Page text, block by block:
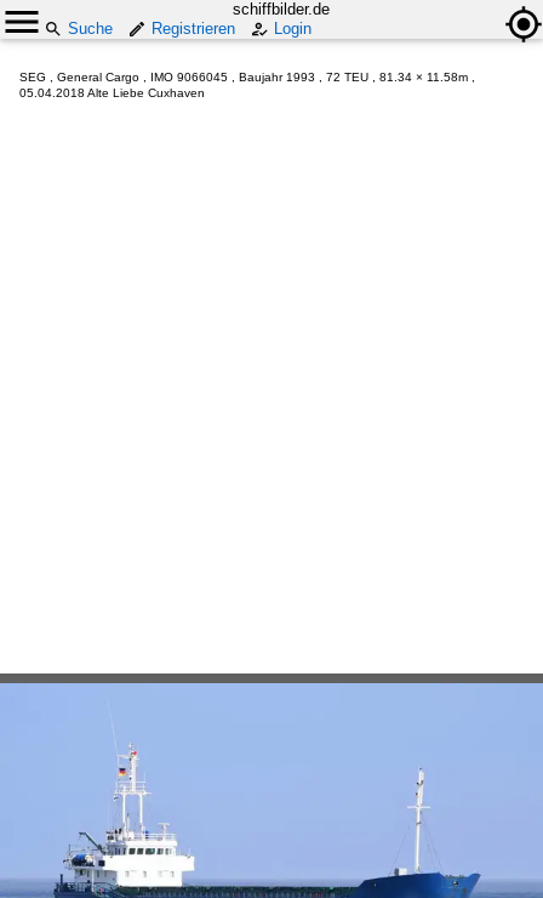
schiffbilder.de
Suche
Registrieren Login
SEG , General Cargo , IMO 9066045 , Baujahr 1993 , 72 TEU , 81.34 × 11.58m ,
05.04.2018 Alte Liebe Cuxhaven